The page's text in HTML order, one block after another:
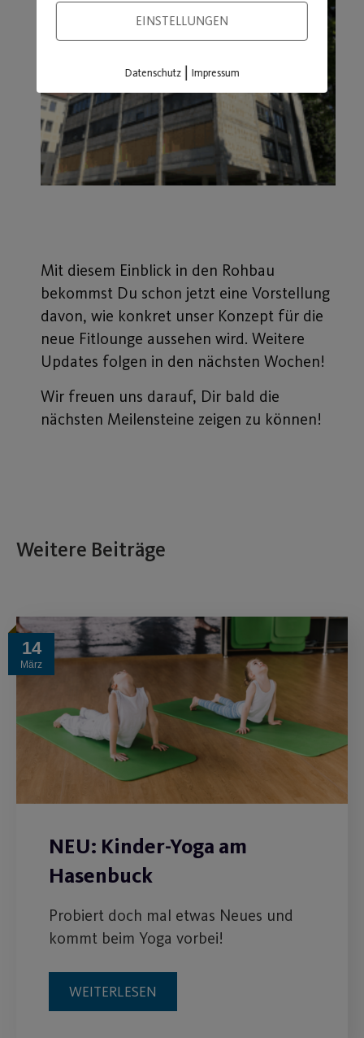
Mit diesem Einblick in den Rohbau
bekommst Du schon jetzt eine Vorstellung
davon, wie konkret unser Konzept für die
neue Fitlounge aussehen wird. Weitere
Updates folgen in den nächsten Wochen!
Wir freuen uns darauf, Dir bald die
nächsten Meilensteine zeigen zu können!
Weitere Beiträge
14
März
NEU: Kinder-Yoga am
Hasenbuck
Probiert doch mal etwas Neues und
kommt beim Yoga vorbei!
WEITERLESEN
EINSTELLUNGEN
Datenschutz| Impressum